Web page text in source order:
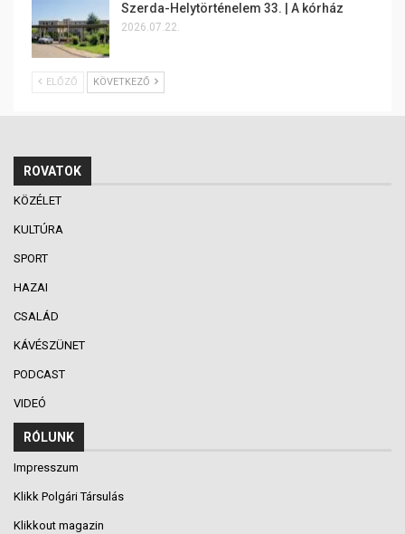
Szerda-Helytörténelem 33. | A kórház
2026.07.22.
ELŐZŐ KÖVETKEZŐ
ROVATOK
KÖZÉLET
KULTÚRA
SPORT
HAZAI
CSALÁD
KÁVÉSZÜNET
PODCAST
VIDEÓ
RÓLUNK
Impresszum
Klikk Polgári Társulás
Klikkout magazin